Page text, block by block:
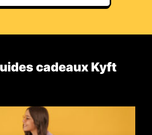
cadeaux Kyft​